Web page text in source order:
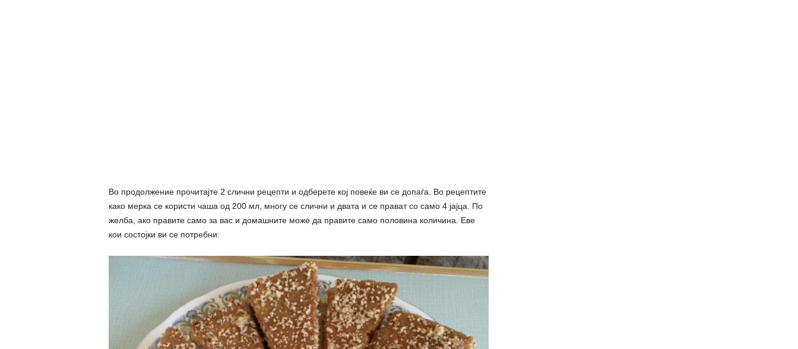
Во продолжение прочитајте 2 слични рецепти и одберете кој повеќе ви се допаѓа. Во рецептите
како мерка се користи чаша од 200 мл, многу се слични и двата и се прават со само 4 јајца. По
желба, ако правите само за вас и домашните може да правите само половина количина. Еве
кои состојки ви се потребни: